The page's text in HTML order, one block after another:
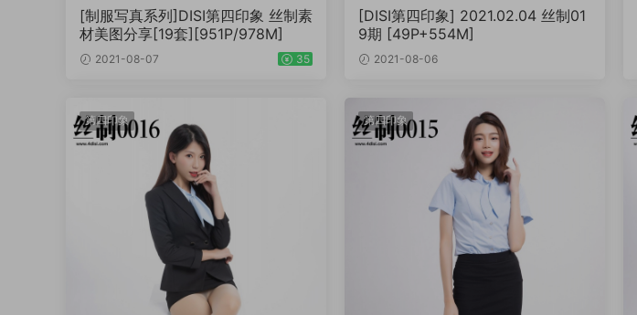
[制服写真系列]DISI第四印象 丝制素
材美图分享[19套][951P/978M]
2021-08-07 35
[DISI第四印象] 2021.02.04 丝制01
9期 [49P+554M]
2021-08-06
第四印象 第四印象